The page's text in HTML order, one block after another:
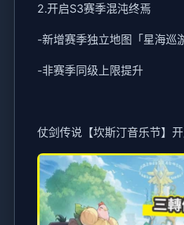
2.开启S3赛季混沌终焉
-新增赛季独立地图「星海巡
-非赛季同级上限提升
仗剑传说【坎斯汀音乐节】